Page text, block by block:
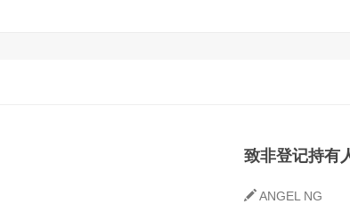
致非登记持有
ANGEL NG